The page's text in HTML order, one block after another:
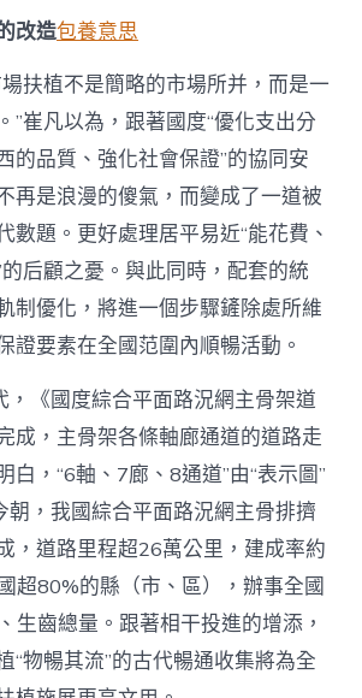
改造包養意思
扶植不是簡略的市場所并，而是一
”崔凡以為，跟著國度“優化支出分
的品質、強化社會保證”的協同安
再是浪漫的傻氣，而變成了一道被
數題。更好處理居平易近“能花費、
后顧之憂。與此同時，配套的統
制優化，將進一個步驟鏟除處所維
證要素在全國范圍內順暢活動。
，《國度綜合平面路況網主骨架道
成，主骨架各條軸廊通道的道路走
白，“6軸、7廊、8通道”由“表示圖”
朝，我國綜合平面路況網主骨排擠
，道路里程超26萬公里，建成率約
超80%的縣（市、區），辦事全國
生齒總量。跟著相干投進的增添，
“物暢其流”的古代暢通收集將為全